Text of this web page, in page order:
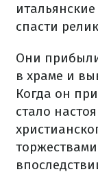
спасти
Они
в храме и
Когда он
стало